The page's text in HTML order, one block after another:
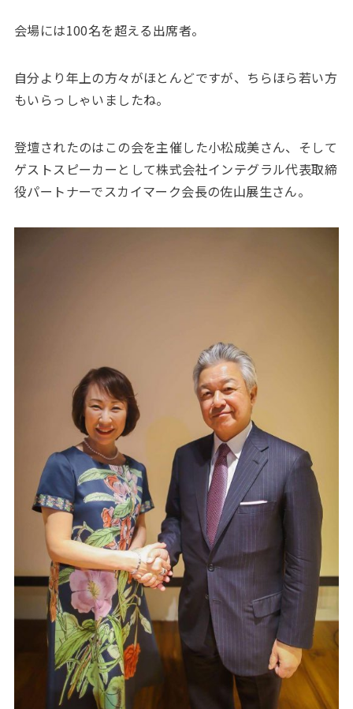
会場には100名を超える出席者。
自分より年上の方々がほとんどですが、ちらほら若い方
もいらっしゃいましたね。
登壇されたのはこの会を主催した小松成美さん、そして
ゲストスピーカーとして株式会社インテグラル代表取締
役パートナーでスカイマーク会長の佐山展生さん。